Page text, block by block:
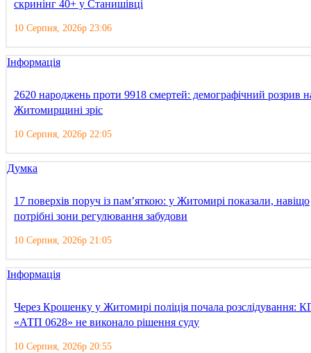
скринінг 40+ у Станишівці
10 Серпня, 2026р 23:06
Інформація
2620 народжень проти 9918 смертей: демографічний розрив
Житомирщині зріс
10 Серпня, 2026р 22:05
Думка
17 поверхів поруч із пам’яткою: у Житомирі показали, навіщо
потрібні зони регулювання забудови
10 Серпня, 2026р 21:05
Інформація
Через Крошенку у Житомирі поліція почала розслідування:
«АТП 0628» не виконало рішення суду
10 Серпня, 2026р 20:55